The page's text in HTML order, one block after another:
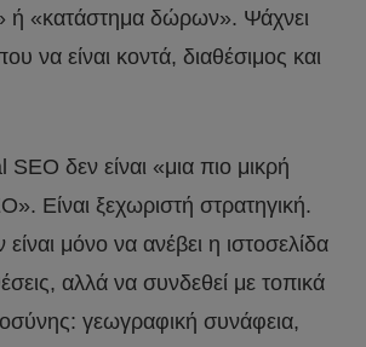
ή «κατάστημα δώρων». Ψάχνει
να είναι κοντά, διαθέσιμος και
SEO δεν είναι «μια πιο μικρή
Είναι ξεχωριστή στρατηγική.
μόνο να ανέβει η ιστοσελίδα
αλλά να συνδεθεί με τοπικά
γεωγραφική συνάφεια,